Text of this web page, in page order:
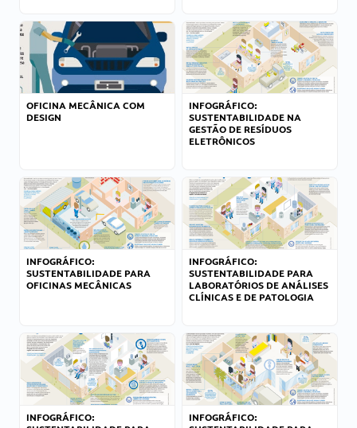
OFICINA MECÂNICA COM
DESIGN
INFOGRÁFICO:
SUSTENTABILIDADE NA
GESTÃO DE RESÍDUOS
ELETRÔNICOS
INFOGRÁFICO:
SUSTENTABILIDADE PARA
OFICINAS MECÂNICAS
INFOGRÁFICO:
SUSTENTABILIDADE PARA
LABORATÓRIOS DE ANÁLISES
CLÍNICAS E DE PATOLOGIA
INFOGRÁFICO:
INFOGRÁFICO: